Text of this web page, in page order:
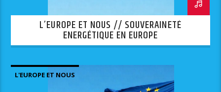
L’EUROPE ET NOUS // SOUVERAINETÉ
ENERGÉTIQUE EN EUROPE
L'EUROPE ET NOUS